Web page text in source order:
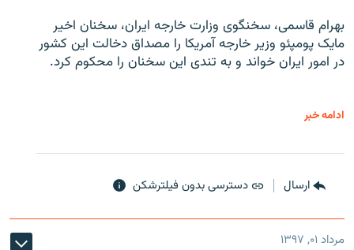
بهرام قاسمی، سخنگوی وزارت خارجه ایران، سخنان اخیر
مایک پومپئو وزیر خارجه آمریکا را مصداق دخالت این کشور
در امور ایران خواند و به تندی این سخنان را محکوم کرد.
ادامه خبر
ارسال دسترسی بدون فیلترشکن
مرداد ۰۱, ۱۳۹۷